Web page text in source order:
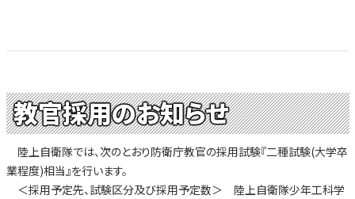
教官採用のお知らせ
陸上自衛隊では、次のとおり防衛庁教官の採用試験『二種試験(大学卒
業程度)相当』を行います。
＜採用予定先、試験区分及び採用予定数＞ 陸上自衛隊少年工科学